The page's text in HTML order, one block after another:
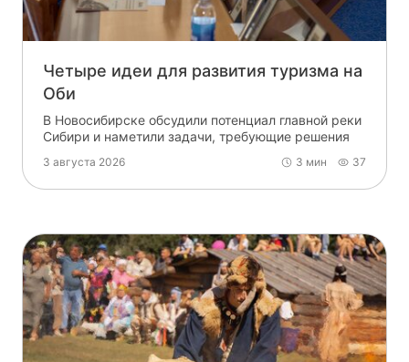
Четыре идеи для развития туризма на
Оби
В Новосибирске обсудили потенциал главной реки
Сибири и наметили задачи, требующие решения
3 августа 2026 3 мин 37